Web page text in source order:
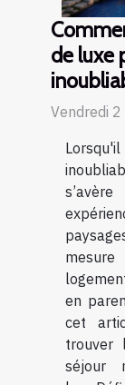
de luxe
Vendredi
en
cet
trouver
séjour